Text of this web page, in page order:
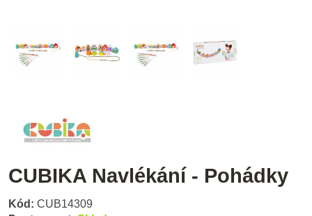
CUBIKA Navlékání - Pohádky
Kód: CUB14309